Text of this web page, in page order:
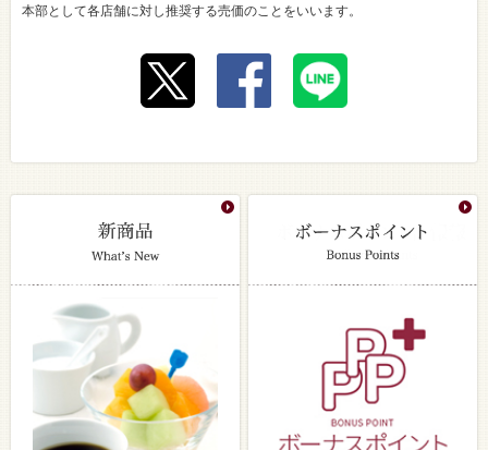
本部として各店舗に対し推奨する売価のことをいいます。